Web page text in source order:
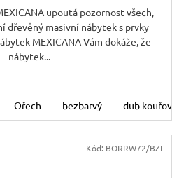
A
upoutá pozornost všech,
dřevěný masivní nábytek s prvky
MEXICANA Vám dokáže, že
nábytek...
Ořech bezbarvý dub kouřový
Kód: BORRW72/BZL